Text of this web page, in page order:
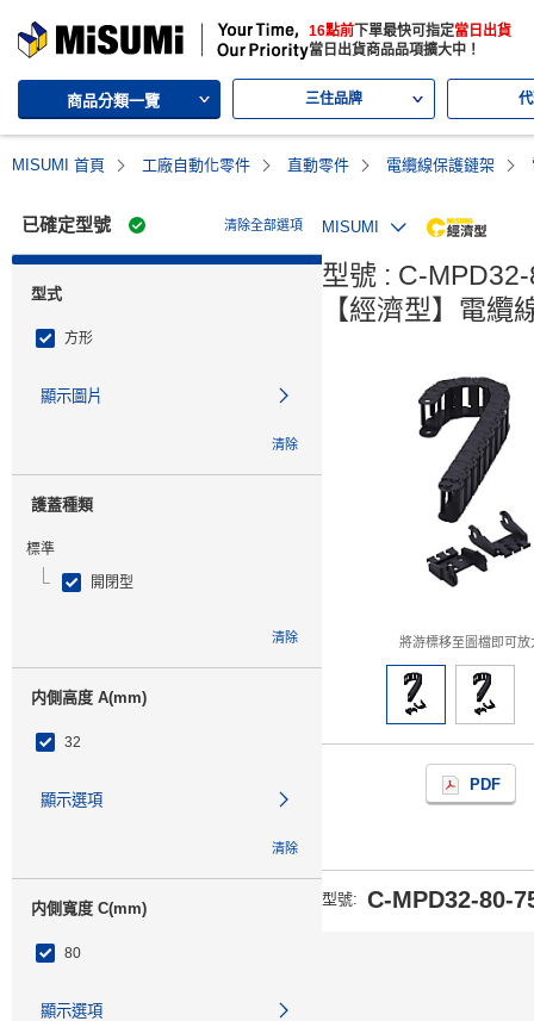
MISUMI | Your Time, Our Priority 16點前 下單最快可指定當日出貨
當日出貨商品品項擴大中！
商品分類一覽 三住品牌
MISUMI 首頁 工廠自動化零件 直動零件 電纜線保護鏈架
已確定型號 清除全部選項
型式
方形
顯示圖片
清除
護蓋種類
標準
開閉型
清除
内側高度 A(mm)
32
顯示選項
清除
内側寬度 C(mm)
80
顯示選項
MISUMI
型號 : C-
【經濟型】電纜
將游標移至圖檔即可放
PDF
型號: C-MPD32-80-